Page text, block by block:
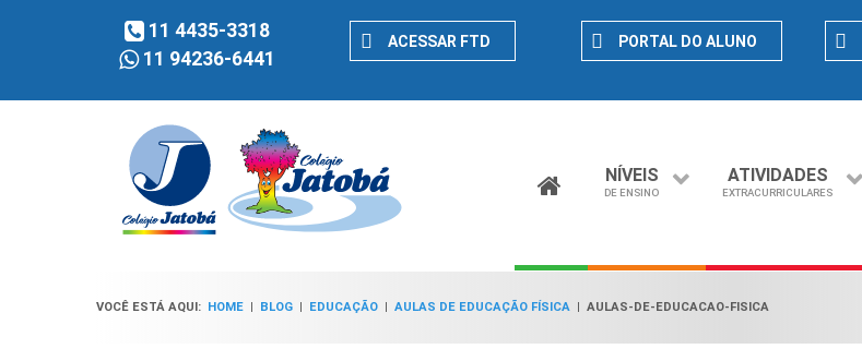
11 4435-3318
11 94236-6441
ACESSAR FTD PORTAL DO ALUNO
NÍVEIS
DE ENSINO
ATIVIDADES
EXTRACURRICULARES
VOCÊ ESTÁ AQUI: HOME | BLOG | EDUCAÇÃO | AULAS DE EDUCAÇÃO FÍSICA | AULAS-DE-EDUCACAO-FISICA